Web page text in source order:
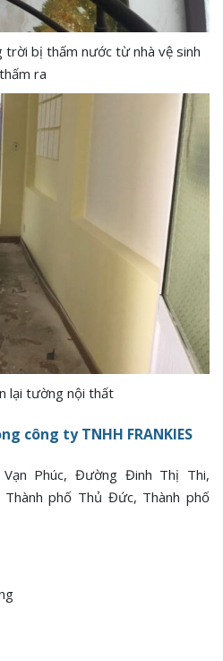
bị thấm nước từ nhà vệ sinh
thấm ra
lại tường nội thất
công ty TNHH FRANKIES
Phúc, Đường Đinh Thị Thi,
phố Thủ Đức, Thành phố